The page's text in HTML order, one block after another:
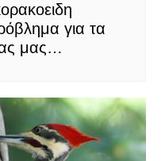
για τα
μας…